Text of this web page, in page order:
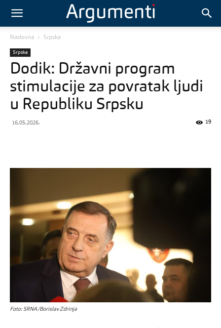
Naslovna Srpska
Srpska
Dodik: Državni program
stimulacije za povratak ljudi
u Republiku Srpsku
16.05.2026. 19
Foto: SRNA/Borislav Zdrinja